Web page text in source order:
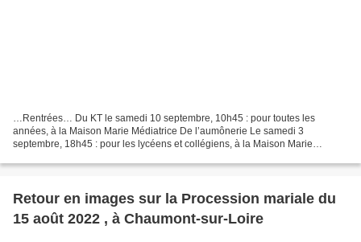
…Rentrées… Du KT le samedi 10 septembre, 10h45 : pour toutes les
années, à la Maison Marie Médiatrice De l’aumônerie Le samedi 3
septembre, 18h45 : pour les lycéens et collégiens, à la Maison Marie
Retour en images sur la Procession mariale du
15 août 2022 , à Chaumont-sur-Loire